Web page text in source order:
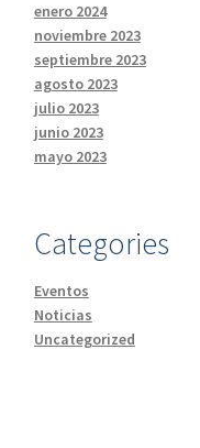
enero 2024
noviembre 2023
septiembre 2023
agosto 2023
julio 2023
junio 2023
mayo 2023
Categories
Eventos
Noticias
Uncategorized